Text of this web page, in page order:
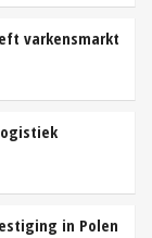
varkensmarkt
in Polen